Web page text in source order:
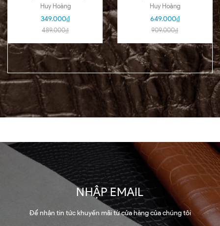
Hoàng nhiều loại nhiều
màu HD7140-51
Huy Hoàng
349.000₫
489.000₫
loại màu đen HD7101-
02-03-04-05-06-07-
09-16
Huy Hoàng
649.000₫
909.000₫
NHẬP EMAIL
Để nhận tin tức khuyến mãi từ cửa hàng của chúng tôi